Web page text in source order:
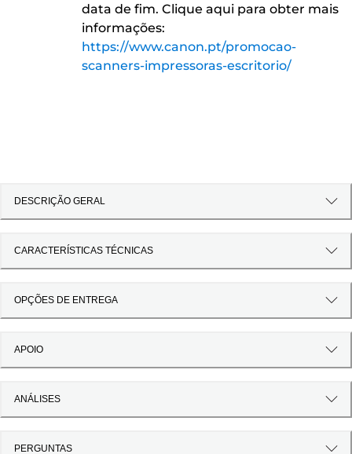
data de fim. Clique aqui para obter mais
informações:
https://www.canon.pt/promocao-
scanners-impressoras-escritorio/
DESCRIÇÃO GERAL
CARACTERÍSTICAS TÉCNICAS
OPÇÕES DE ENTREGA
APOIO
ANÁLISES
PERGUNTAS